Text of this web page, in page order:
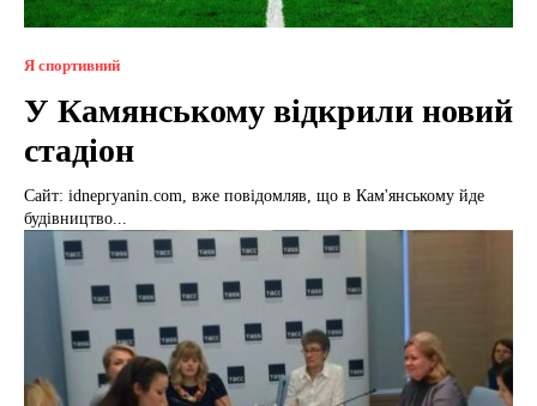
Я спортивний
У Камянському відкрили новий
стадіон
Сайт: idnepryanin.com, вже повідомляв, що в Кам'янському йде
будівництво...